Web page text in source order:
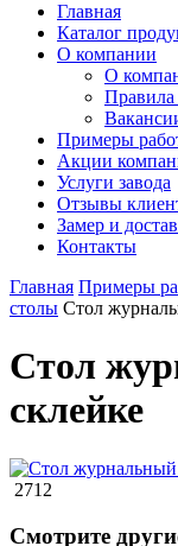
Главная
Каталог
О компании
О
Правила
Примеры
Акции
Услуги завода
Отзывы
Замер и
Контакты
Главная Примеры
столы Стол
Стол
склейке
2712
Смотрите